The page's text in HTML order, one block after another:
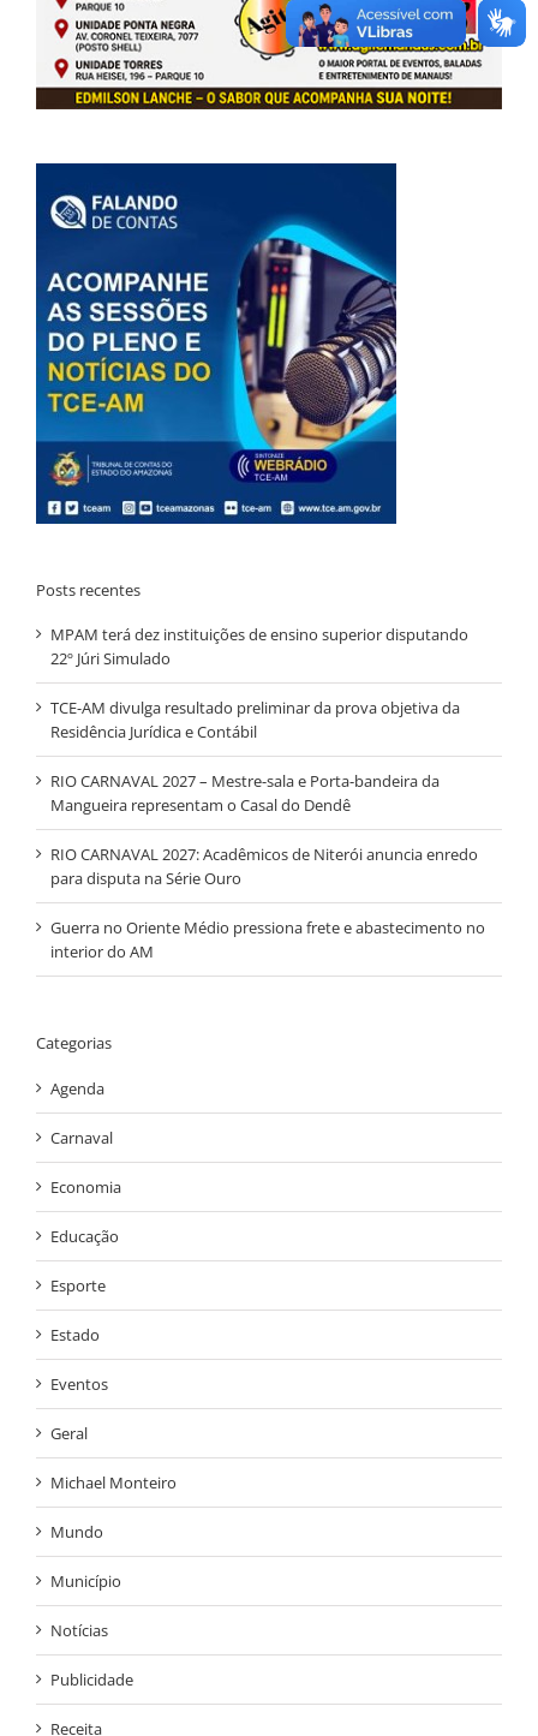
Posts recentes
MPAM terá dez instituições de ensino superior disputando
22º Júri Simulado
TCE-AM divulga resultado preliminar da prova objetiva da
Residência Jurídica e Contábil
RIO CARNAVAL 2027 – Mestre-sala e Porta-bandeira da
Mangueira representam o Casal do Dendê
RIO CARNAVAL 2027: Acadêmicos de Niterói anuncia enredo
para disputa na Série Ouro
Guerra no Oriente Médio pressiona frete e abastecimento no
interior do AM
Categorias
Agenda
Carnaval
Economia
Educação
Esporte
Estado
Eventos
Geral
Michael Monteiro
Mundo
Município
Notícias
Publicidade
Receita